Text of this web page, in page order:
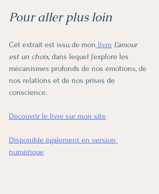
Pour aller plus loin
Cet extrait est issu de mon livre L’amour
est un choix, dans lequel j’explore les
mécanismes profonds de nos émotions, de
nos relations et de nos prises de
conscience.
Découvrir le livre sur mon site
Disponible également en version
numérique